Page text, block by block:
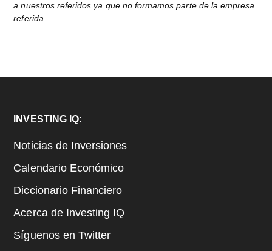
a nuestros referidos ya que no formamos parte de la empresa
referida.
Footer
INVESTING IQ:
Noticias de Inversiones
Calendario Económico
Diccionario Financiero
Acerca de Investing IQ
Síguenos en Twitter